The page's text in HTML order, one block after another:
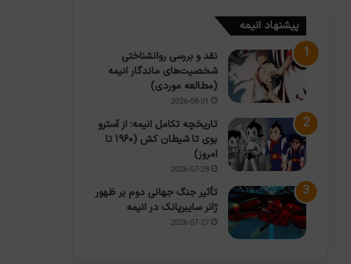
پیشنهاد انیمه
نقد و بررسی روانشناختی
شخصیت‌های ماندگار انیمه
(مطالعه موردی)
2026-08-01
تاریخچه تکامل انیمه؛ از آسترو
بوی تا شیطان کش (۱۹۶۰ تا
امروز)
2026-07-28
تأثیر جنگ جهانی دوم بر ظهور
ژانر سایبرپانک در انیمه
2026-07-27